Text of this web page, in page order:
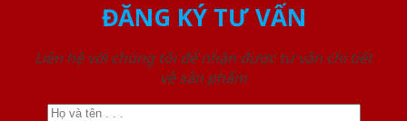
ĐĂNG KÝ TƯ VẤN
Liên hệ với chúng tôi để nhận được tư vấn chi tiết
về sản phẩm